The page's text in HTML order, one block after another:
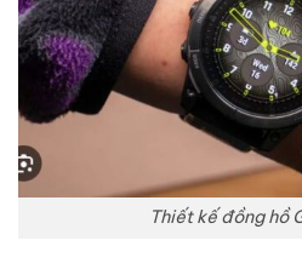
Thiết kế đồng hồ